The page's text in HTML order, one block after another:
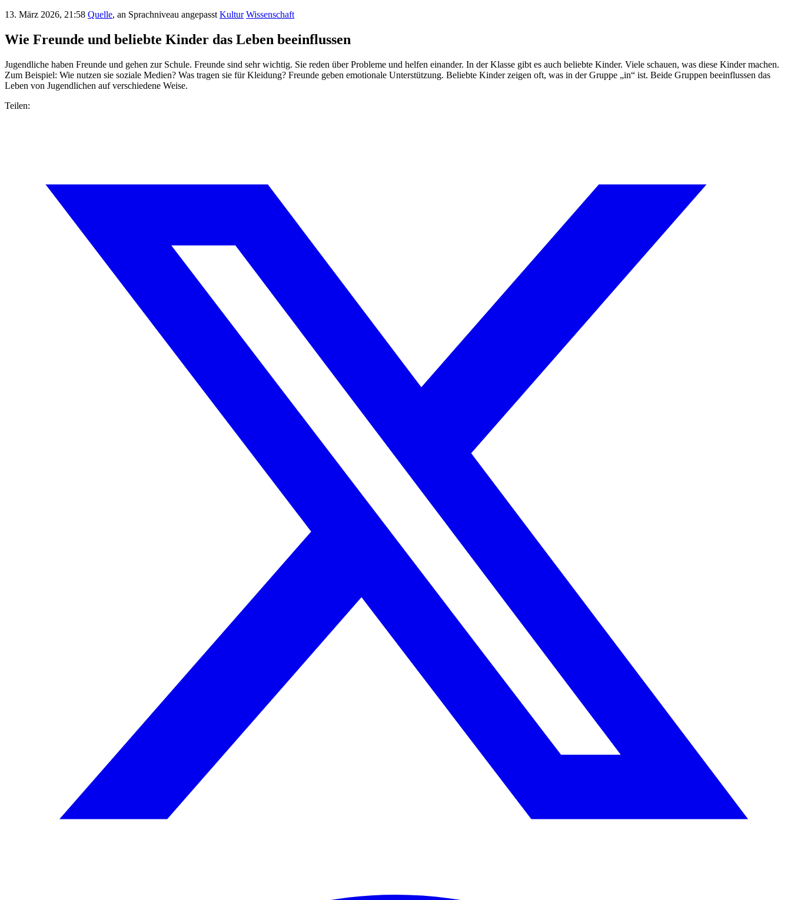
13. März 2026, 21:58 Quelle, an Sprachniveau angepasst Kultur Wissenschaft
Wie Freunde und beliebte Kinder das Leben beeinflussen
Jugendliche haben Freunde und gehen zur Schule. Freunde sind sehr wichtig. Sie reden über Probleme und helfen einander. In der Klasse gibt es auch beliebte Kinder. Viele schauen, was diese Kinder machen.
Zum Beispiel: Wie nutzen sie soziale Medien? Was tragen sie für Kleidung? Freunde geben emotionale Unterstützung. Beliebte Kinder zeigen oft, was in der Gruppe „in“ ist. Beide Gruppen beeinflussen das
Leben von Jugendlichen auf verschiedene Weise.
Teilen: